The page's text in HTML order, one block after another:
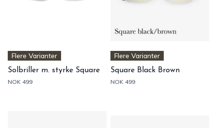
Flere Varianter
Solbriller m. styrke Square
NOK 499
Flere Varianter
Square Black Brown
NOK 499